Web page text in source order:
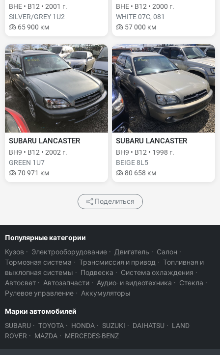
BHE • B12 • 2001 г.
SILVER/GREY 1U2
65 900 км
BHE • B12 • 2000 г.
WHITE 07C, 081
57 000 км
SUBARU LANCASTER
BH9 • B12 • 2002 г.
GREEN 1U7
70 971 км
SUBARU LANCASTER
BH9 • B12 • 1998 г.
BEIGE 8L5
80 658 км
Поделиться
Популярные категории
Кузов · Электрооборудование · Двигатель · Салон ·
Тормозная система · Трансмиссия и привод · Топливная и
выхлопная системы · Подвеска · Система охлаждения ·
Автосвет · Автозапчасти · Аудио- и видеотехника · Стекла ·
Рулевое управление · Аккумуляторы
Марки автомобилей
SUBARU · TOYOTA · HONDA · SUZUKI · DAIHATSU · LAND
ROVER · MAZDA · MERCEDES-BENZ